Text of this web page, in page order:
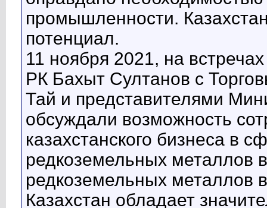
промышленности.
потенциал.
11 ноября 2021, на
РК Бахыт Султанов с
Тай и представителями
обсуждали возможность
казахстанского бизнеса в
редкоземельных
редкоземельных металлов
Казахстан обладает